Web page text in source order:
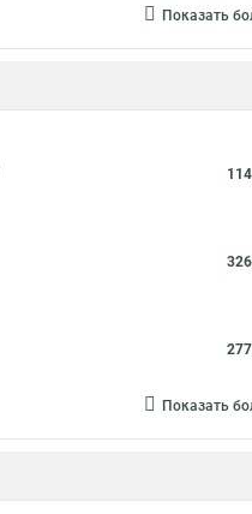
Показать
Показать